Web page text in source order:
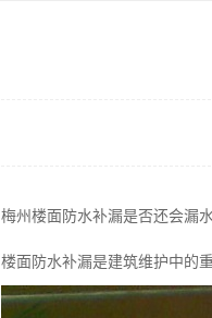
梅州楼面防水补漏是否还会漏水
楼面防水补漏是建筑维护中的